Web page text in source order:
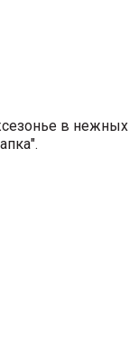
в нежных